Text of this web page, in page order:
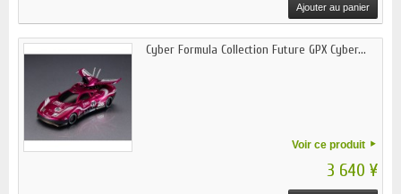
Ajouter au panier
Cyber Formula Collection Future GPX Cyber...
Voir ce produit
3 640 ¥